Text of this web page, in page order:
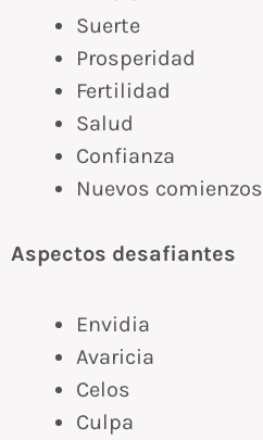
Suerte
Prosperidad
Fertilidad
Salud
Confianza
Nuevos comienzos
Aspectos desafiantes
Envidia
Avaricia
Celos
Culpa